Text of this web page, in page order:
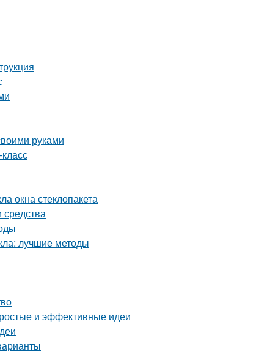
руками
окна стеклопакета
лучшие методы
и эффективные идеи